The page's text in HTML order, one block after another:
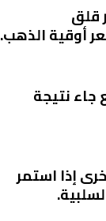
45 جنيهًا، مما أثار قلق
أوقية الذهب.
جاء نتيجة
إذا استمر